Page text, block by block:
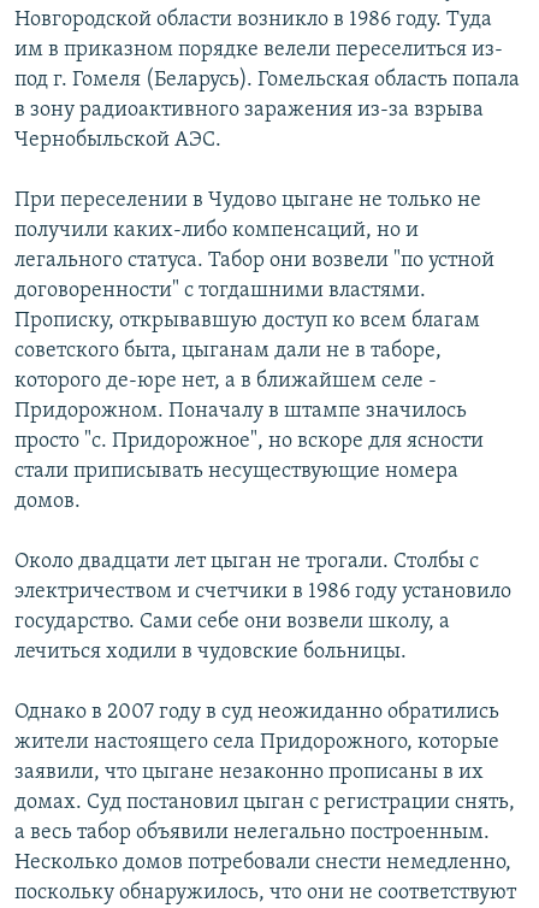
Новгородской области возникло в 1986 году. Туда
им в приказном порядке велели переселиться из-
под г. Гомеля (Беларусь). Гомельская область попала
в зону радиоактивного заражения из-за взрыва
Чернобыльской АЭС.
При переселении в Чудово цыгане не только не
получили каких-либо компенсаций, но и
легального статуса. Табор они возвели "по устной
договоренности" с тогдашними властями.
Прописку, открывавшую доступ ко всем благам
советского быта, цыганам дали не в таборе,
которого де-юре нет, а в ближайшем селе -
Придорожном. Поначалу в штампе значилось
просто "с. Придорожное", но вскоре для ясности
стали приписывать несуществующие номера
домов.
Около двадцати лет цыган не трогали. Столбы с
электричеством и счетчики в 1986 году установило
государство. Сами себе они возвели школу, а
лечиться ходили в чудовские больницы.
Однако в 2007 году в суд неожиданно обратились
жители настоящего села Придорожного, которые
заявили, что цыгане незаконно прописаны в их
домах. Суд постановил цыган с регистрации снять,
а весь табор объявили нелегально построенным.
Несколько домов потребовали снести немедленно,
поскольку обнаружилось, что они не соответствуют